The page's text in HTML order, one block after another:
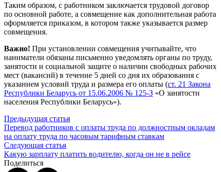
Таким образом, с работником заключается трудовой договор
по основной работе, а совмещение как дополнительная работа
оформляется приказом, в котором также указывается размер
совмещения.
Важно! При установлении совмещения учитывайте, что
наниматели обязаны письменно уведомлять органы по труду,
занятости и социальной защите о наличии свободных рабочих
мест (вакансий) в течение 5 дней со дня их образования с
указанием условий труда и размера его оплаты (ст. 21 Закона
Республики Беларусь от 15.06.2006 № 125-З «О занятости
населения Республики Беларусь»).
Предыдущая статья
Перевод работников с оплаты труда по должностным окладам
на оплату труда по часовым тарифным ставкам
Следующая статья
Какую зарплату платить водителю, когда он не в рейсе
Поделиться